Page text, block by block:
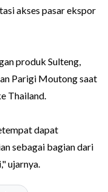
akses pasar ekspor
produk Sulteng,
Parigi Moutong saat
Thailand.
dapat
sebagai bagian dari
ujarnya.